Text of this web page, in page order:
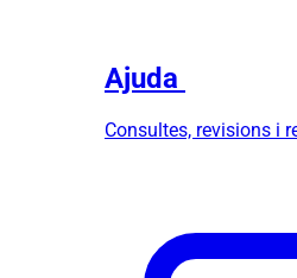
Ajuda
Consultes, revisions i